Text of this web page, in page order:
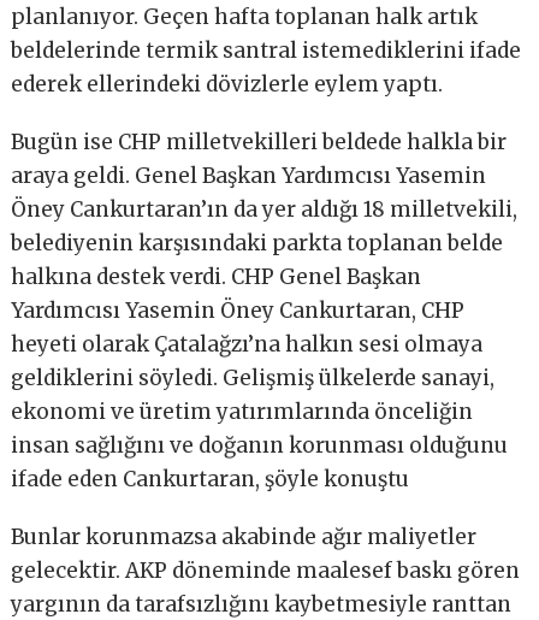
planlanıyor. Geçen hafta toplanan halk artık
beldelerinde termik santral istemediklerini ifade
ederek ellerindeki dövizlerle eylem yaptı.
Bugün ise CHP milletvekilleri beldede halkla bir
araya geldi. Genel Başkan Yardımcısı Yasemin
Öney Cankurtaran’ın da yer aldığı 18 milletvekili,
belediyenin karşısındaki parkta toplanan belde
halkına destek verdi. CHP Genel Başkan
Yardımcısı Yasemin Öney Cankurtaran, CHP
heyeti olarak Çatalağzı’na halkın sesi olmaya
geldiklerini söyledi. Gelişmiş ülkelerde sanayi,
ekonomi ve üretim yatırımlarında önceliğin
insan sağlığını ve doğanın korunması olduğunu
ifade eden Cankurtaran, şöyle konuştu
Bunlar korunmazsa akabinde ağır maliyetler
gelecektir. AKP döneminde maalesef baskı gören
yargının da tarafsızlığını kaybetmesiyle ranttan